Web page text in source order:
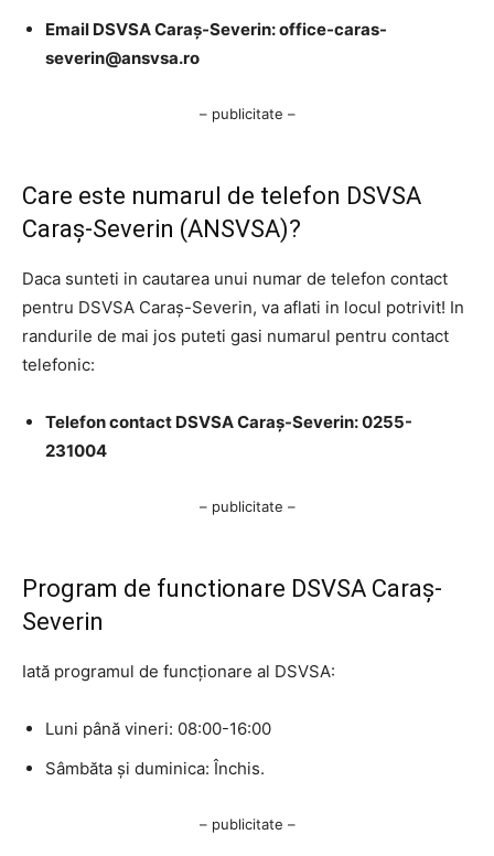
Email DSVSA Caraș-Severin: office-caras-
severin@ansvsa.ro
– publicitate –
Care este numarul de telefon DSVSA
Caraș-Severin (ANSVSA)?
Daca sunteti in cautarea unui numar de telefon contact
pentru DSVSA Caraș-Severin, va aflati in locul potrivit! In
randurile de mai jos puteti gasi numarul pentru contact
telefonic:
Telefon contact DSVSA Caraș-Severin: 0255-
231004
– publicitate –
Program de functionare DSVSA Caraș-
Severin
Iată programul de funcționare al DSVSA:
Luni până vineri: 08:00-16:00
Sâmbăta și duminica: Închis.
– publicitate –